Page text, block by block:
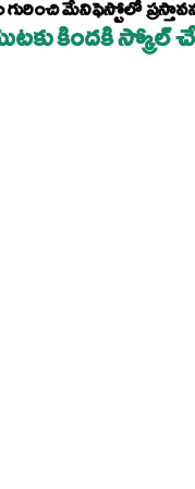
గురించి మేనిఫెస్టోలో
కిందకి స్క్రోల్